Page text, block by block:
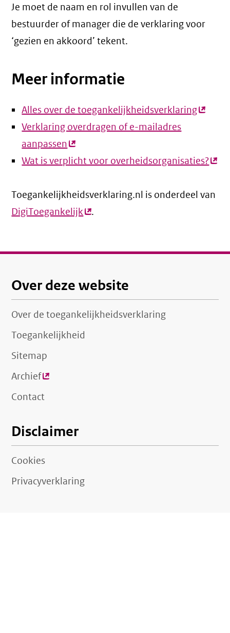
Je moet de naam en rol invullen van de
bestuurder of manager die de verklaring voor
‘gezien en akkoord’ tekent.
Meer informatie
Alles over de toegankelijkheidsverklaring
Verklaring overdragen of e-mailadres
aanpassen(externe
link)
Wat is verplicht voor overheidsorganisaties?
Toegankelijkheidsverklaring.nl is onderdeel van
DigiToegankelijk(externe
.
Over deze website
Over de toegankelijkheidsverklaring
Toegankelijkheid
Sitemap
Archief(externe
link)
Contact
Disclaimer
Cookies
Privacyverklaring